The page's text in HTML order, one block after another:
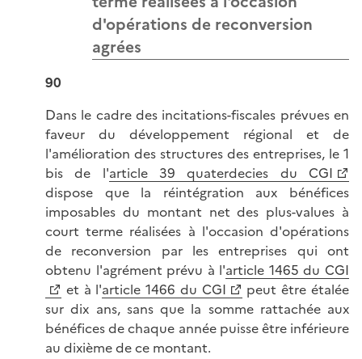
d'opérations de reconversion
agrées
90
Dans le cadre des incitations-fiscales prévues en
faveur du développement régional et de
l'amélioration des structures des entreprises, le 1
bis de l'article 39 quaterdecies du CGI
dispose que la réintégration aux bénéfices
imposables du montant net des plus-values à
court terme réalisées à l'occasion d'opérations
de reconversion par les entreprises qui ont
obtenu l'agrément prévu à l'article 1465 du CGI
et à l'article 1466 du CGI
peut être étalée
sur dix ans, sans que la somme rattachée aux
bénéfices de chaque année puisse être inférieure
au dixième de ce montant.